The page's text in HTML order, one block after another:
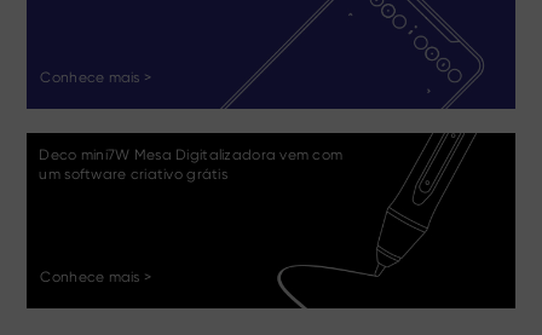
Conhece mais >
Deco mini7W Mesa Digitalizadora vem com
um software criativo grátis
Conhece mais >